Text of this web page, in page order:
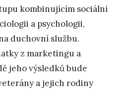
kombinujícím sociální
a psychologii,
duchovní službu.
z marketingu a
jeho výsledků bude
a jejich rodiny